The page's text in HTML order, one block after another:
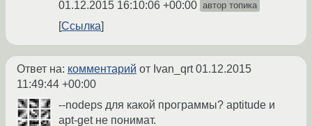
01.12.2015 16:10:06 +00:00 автор топика
Ссылка
Ответ на: комментарий от Ivan_qrt01.12.2015
11:49:44 +00:00
--nodeps для какой программы? aptitude и
apt-get не понимат.